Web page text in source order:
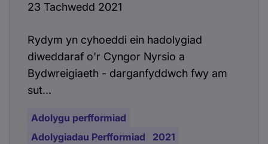
23 Tachwedd 2021
Rydym yn cyhoeddi ein hadolygiad
diweddaraf o'r Cyngor Nyrsio a
Bydwreigiaeth - darganfyddwch fwy am
sut...
Adolygu perfformiad
Adolygiadau Perfformiad
2021